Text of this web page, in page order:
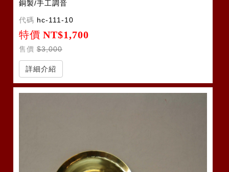
銅製/手工調音
代碼 hc-111-10
特價 NT$1,700
售價 $3,000
詳細介紹